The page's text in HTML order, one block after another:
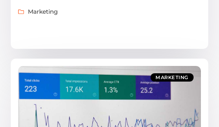
Marketing
MARKETING